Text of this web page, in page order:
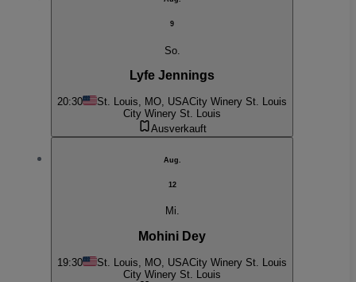
9
So.
Lyfe Jennings
20:30 St. Louis, MO, USACity Winery St. Louis
City Winery St. Louis
Ausverkauft
Aug.
12
Mi.
Mohini Dey
19:30 St. Louis, MO, USACity Winery St. Louis
City Winery St. Louis